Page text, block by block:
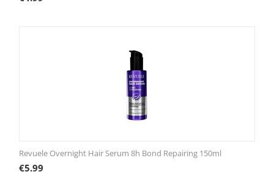
Revuele Overnight Hair Serum 8h Bond Repairing 150ml
€5.99